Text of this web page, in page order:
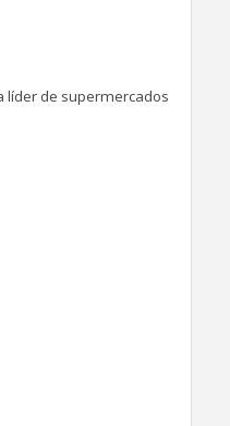
líder de supermercados